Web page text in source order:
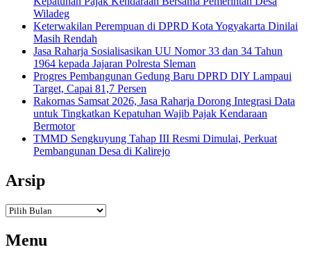
Wiladeg
Keterwakilan Perempuan di DPRD Kota Yogyakarta Dinilai
Masih Rendah
Jasa Raharja Sosialisasikan UU Nomor 33 dan 34 Tahun
1964 kepada Jajaran Polresta Sleman
Progres Pembangunan Gedung Baru DPRD DIY Lampaui
Target, Capai 81,7 Persen
Rakornas Samsat 2026, Jasa Raharja Dorong Integrasi Data
untuk Tingkatkan Kepatuhan Wajib Pajak Kendaraan
Bermotor
TMMD Sengkuyung Tahap III Resmi Dimulai, Perkuat
Pembangunan Desa di Kalirejo
Arsip
Arsip
Menu